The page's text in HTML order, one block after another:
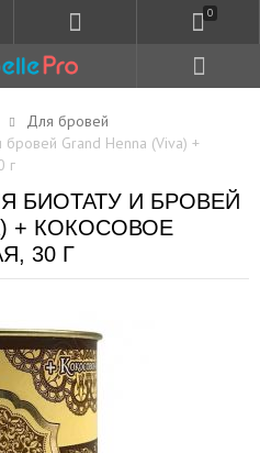
0
Для бровей
бровей Grand Henna (Viva) +
г
БИОТАТУ И БРОВЕЙ
+ КОКОСОВОЕ
30 Г